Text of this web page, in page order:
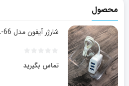
محصول
شارژر آیفون مدل SL-66
تماس بگیرید